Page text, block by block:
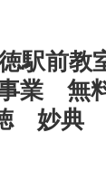
駅前
業 無
妙典